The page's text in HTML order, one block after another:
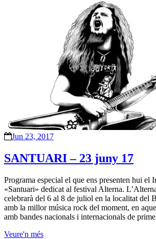
Jun 23, 2017
SANTUARI – 23 juny 17
Programa especial el que ens presenten hui el
«Santuari» dedicat al festival Alterna.
celebrarà del 6 al 8 de juliol en la localitat del
amb la millor música rock del moment, en
amb bandes nacionals i internacionals de
Veure'n més